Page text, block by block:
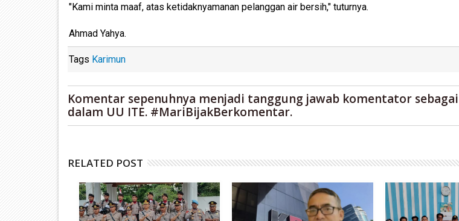
"Kami minta maaf, atas ketidaknyamanan pelanggan air bersih," tuturnya.
Ahmad Yahya.
Tags Karimun
Komentar sepenuhnya menjadi tanggung jawab komentator
dalam UU ITE. #MariBijakBerkomentar.
RELATED POST